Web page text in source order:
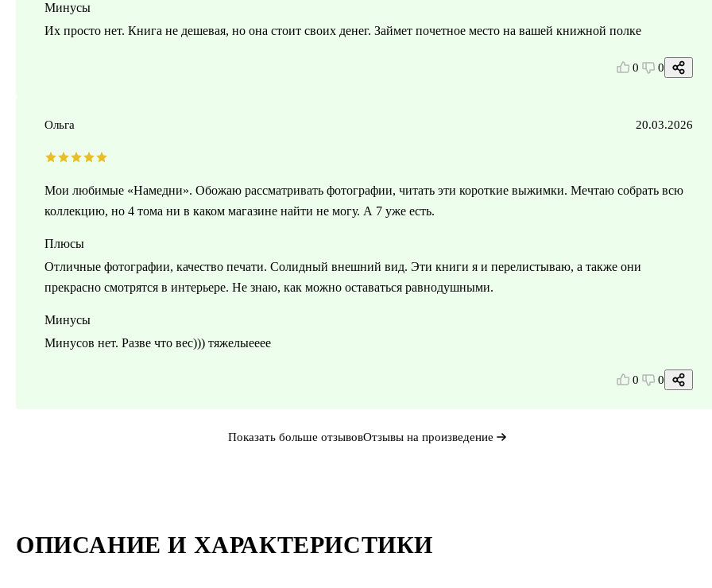
ОПИСАНИЕ И ХАРАКТЕРИСТИКИ
Минусы
Их просто нет. Книга не дешевая, но она стоит своих денег. Займет почетное место на вашей книжной полке
0 0
Ольга 20.03.2026
Мои любимые «Намедни». Обожаю рассматривать фотографии, читать эти короткие выжимки. Мечтаю собрать всю
коллекцию, но 4 тома ни в каком магазине найти не могу. А 7 уже есть.
Плюсы
Отличные фотографии, качество печати. Солидный внешний вид. Эти книги я и перелистываю, а также они
прекрасно смотрятся в интерьере. Не знаю, как можно оставаться равнодушными.
Минусы
Минусов нет. Разве что вес))) тяжелыееее
0 0
Показать больше отзывовОтзывы на произведение